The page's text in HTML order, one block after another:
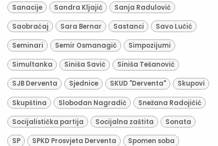
Sanacije Sandra Kljajić Sanja Radulović
Saobraćaj Sara Bernar Sastanci Savo Lučić
Seminari Semir Osmanagić Simpozijumi
Simultanka Siniša Savić Siniša Tešanović
SJB Derventa Sjednice SKUD "Derventa" Skupovi
Skupština Slobodan Nagradić Snežana Radojičić
Socijalistička partija Socijalna zaštita Sonata
SP SPKD Prosvjeta Derventa Spomen soba